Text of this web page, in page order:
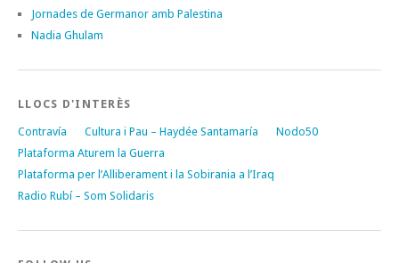
Jornades de Germanor amb Palestina
Nadia Ghulam
LLOCS D'INTERÈS
Contravía Cultura i Pau – Haydée Santamaría
Nodo50
Plataforma Aturem la Guerra
Plataforma per l’Alliberament i la Sobirania a l’Iraq
Radio Rubí – Som Solidaris